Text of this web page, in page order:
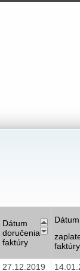
Dátum
doručenia
faktúry
Dátum
faktúry
27.12.2019